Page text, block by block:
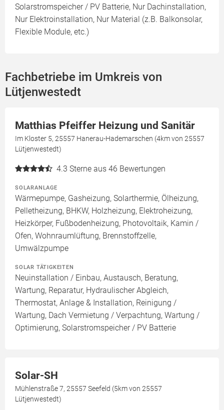
Solarstromspeicher / PV Batterie, Nur Dachinstallation,
Nur Elektroinstallation, Nur Material (z.B. Balkonsolar,
Flexible Module, etc.)
Fachbetriebe im Umkreis von
Lütjenwestedt
Matthias Pfeiffer Heizung und Sanitär
Im Kloster 5, 25557 Hanerau-Hademarschen (4km von 25557
Lütjenwestedt)
4.3 Sterne aus 46 Bewertungen
SOLARANLAGE
Wärmepumpe, Gasheizung, Solarthermie, Ölheizung,
Pelletheizung, BHKW, Holzheizung, Elektroheizung,
Heizkörper, Fußbodenheizung, Photovoltaik, Kamin /
Ofen, Wohnraumlüftung, Brennstoffzelle,
Umwälzpumpe
SOLAR TÄTIGKEITEN
Neuinstallation / Einbau, Austausch, Beratung,
Wartung, Reparatur, Hydraulischer Abgleich,
Thermostat, Anlage & Installation, Reinigung /
Wartung, Dach Vermietung / Verpachtung, Wartung /
Optimierung, Solarstromspeicher / PV Batterie
Solar-SH
Mühlenstraße 7, 25557 Seefeld (5km von 25557
Lütjenwestedt)